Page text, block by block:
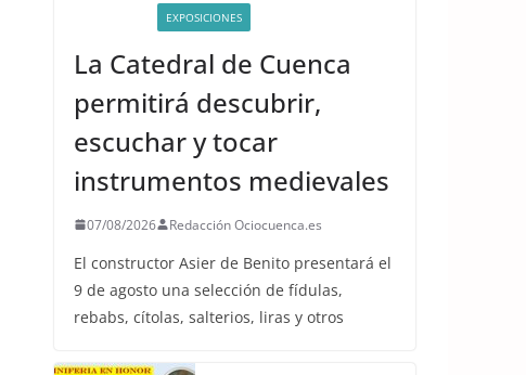
EXPOSICIONES
La Catedral de Cuenca
permitirá descubrir,
escuchar y tocar
instrumentos medievales
07/08/2026 Redacción Ociocuenca.es
El constructor Asier de Benito presentará el
9 de agosto una selección de fídulas,
rebabs, cítolas, salterios, liras y otros